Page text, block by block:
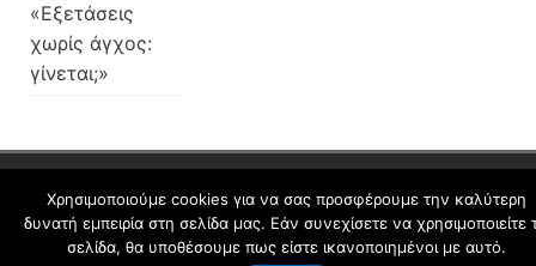
«Εξετάσεις
χωρίς άγχος:
γίνεται;»
Όροι Χρήσης schoolpress.sch.gr|Δήλωση
Χρησιμοποιούμε cookies για να σας προσφέρουμε την καλύτερη
δυνατή εμπειρία στη σελίδα μας. Εάν συνεχίσετε να χρησιμοποιείτε
σελίδα, θα υποθέσουμε πως είστε ικανοποιημένοι με αυτό.